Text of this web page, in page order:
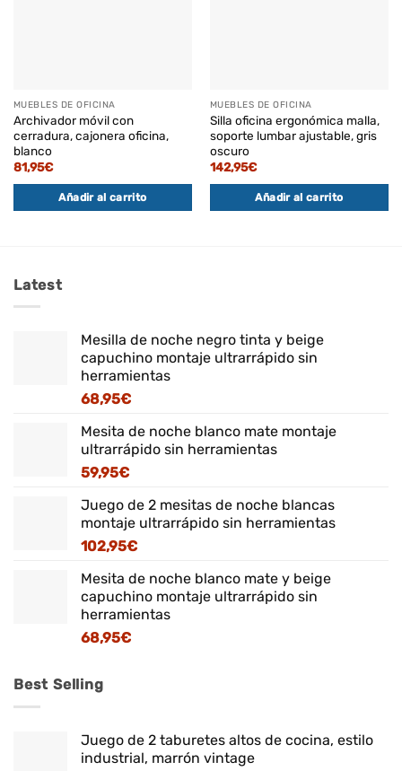
MUEBLES DE OFICINA
Archivador móvil con
cerradura, cajonera oficina,
blanco
81,95€
Añadir al carrito
MUEBLES DE OFICINA
Silla oficina ergonómica malla,
soporte lumbar ajustable, gris
oscuro
142,95€
Añadir al carrito
Latest
Mesilla de noche negro tinta y beige
capuchino montaje ultrarrápido sin
herramientas
68,95€
Mesita de noche blanco mate montaje
ultrarrápido sin herramientas
59,95€
Juego de 2 mesitas de noche blancas
montaje ultrarrápido sin herramientas
102,95€
Mesita de noche blanco mate y beige
capuchino montaje ultrarrápido sin
herramientas
68,95€
Best Selling
Juego de 2 taburetes altos de cocina, estilo
industrial, marrón vintage